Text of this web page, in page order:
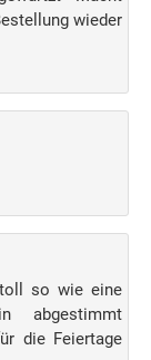
wieder
so wie eine
abgestimmt
die Feiertage